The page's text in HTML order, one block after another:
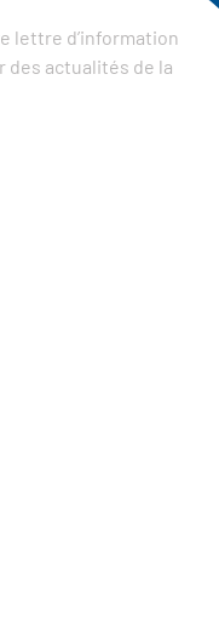
lettre d’information
des actualités de la